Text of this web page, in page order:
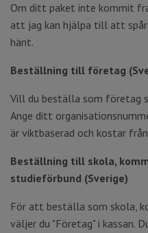
Om ditt paket inte kommit
att jag kan hjälpa till att
hänt.
Beställning till företag
Vill du beställa som företag
Ange ditt
är viktbaserad och kostar
Beställning till skola,
studieförbund (Sverige)
För att beställa som skola,
väljer du "Företag" i kassan.